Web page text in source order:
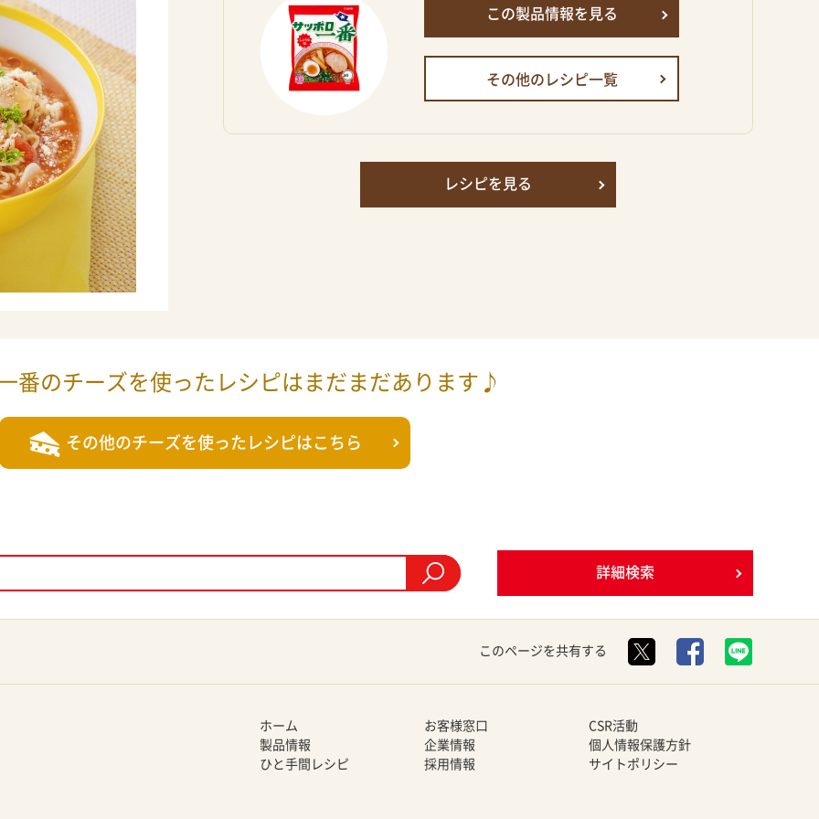
番のチーズを使ったレシピは まだまだあります♪
その他のチーズを使った レシピはこちら
この製品情報を見る
その他のレシピ一覧
レシピを見る
詳細検索
このページを共有する
ホーム
製品情報
ひと手間レシピ
お客様窓口
企業情報
採用情報
CSR活動
個人情報保護方針
サイトポリシー